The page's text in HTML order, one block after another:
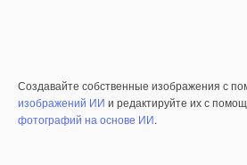
Создавайте собственные изображения с
изображений ИИ и редактируйте их с
фотографий на основе ИИ.